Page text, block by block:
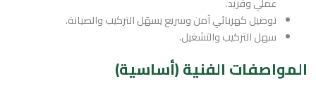
توصيل كهربائي آمن وسريع يسهّل التركيب والصيانة.
سهل التركيب والتشغيل.
المواصفات الفنية (أساسية)